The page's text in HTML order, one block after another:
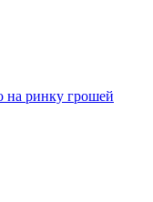
на ринку грошей